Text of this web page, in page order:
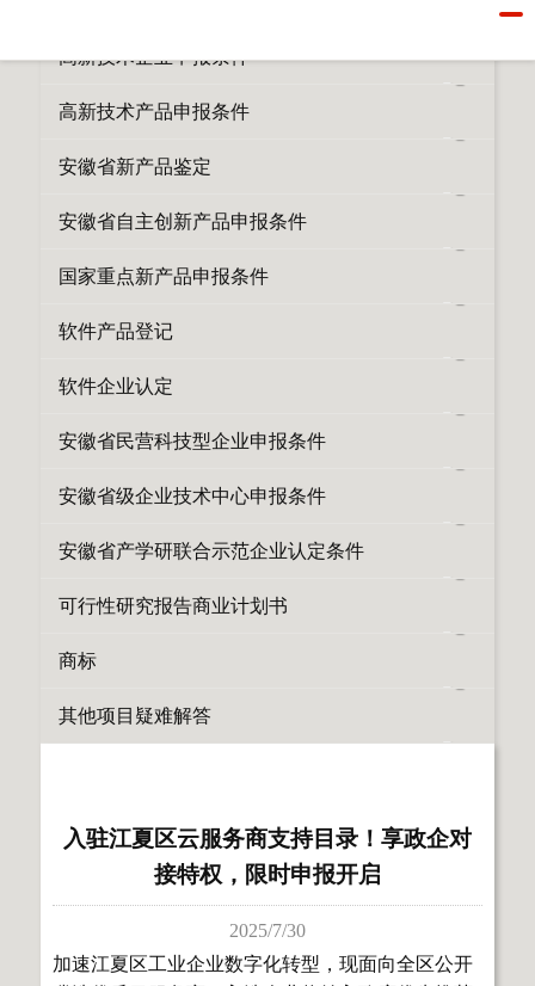
高新技术企业申报条件
高新技术产品申报条件
安徽省新产品鉴定
安徽省自主创新产品申报条件
国家重点新产品申报条件
软件产品登记
软件企业认定
安徽省民营科技型企业申报条件
安徽省级企业技术中心申报条件
安徽省产学研联合示范企业认定条件
可行性研究报告商业计划书
商标
其他项目疑难解答
入驻江夏区云服务商支持目录！享政企对
接特权，限时申报开启
2025/7/30
加速江夏区工业企业数字化转型，现面向全区公开